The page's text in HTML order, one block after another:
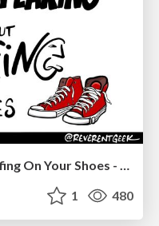
Public Speaking Without Barfing On Your Shoes - THAT 2023
1 480